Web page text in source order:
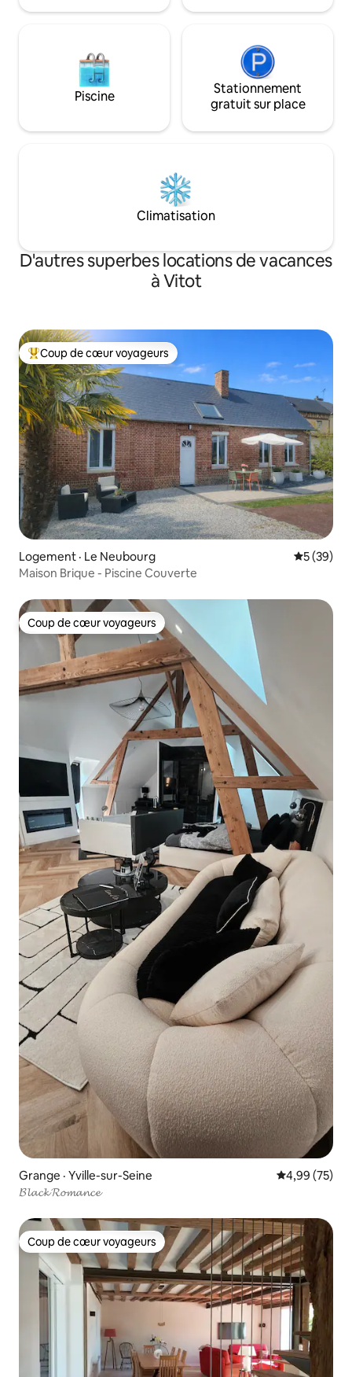
Piscine
Stationnement
gratuit sur place
Climatisation
D'autres superbes locations de vacances
à Vitot
Coup de cœur voyageurs parmi les plus aimés
Coup de cœur voyageurs
Logement · Le Neubourg Note
5 (39)
Maison Brique - Piscine Couverte
Coup de cœur voyageurs
Coup de cœur voyageurs
Grange · Yville-sur-Seine Note
4,99 (75)
𝓑𝓵𝓪𝓬𝓴 𝓡𝓸𝓶𝓪𝓷𝓬𝓮
Coup de cœur voyageurs
Coup de cœur voyageurs